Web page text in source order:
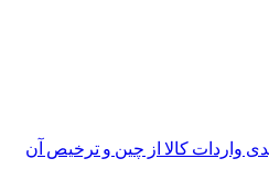
واردات کالا از چین و ترخیص آن